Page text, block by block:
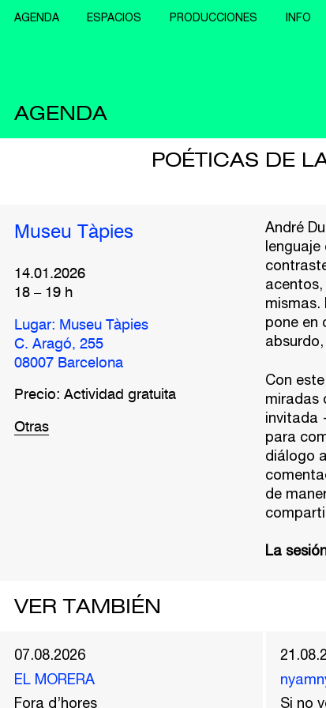
AGENDA ESPACIOS PRODUCCIONES INFO
AGENDA
POÉTICAS DE
Museu Tàpies
14.01.2026
18– 19h
Lugar: Museu Tàpies
C. Aragó, 255
08007 Barcelona
Precio: Actividad gratuita
Otras
André
mismas.
pone en
Con
miradas
invitada
para
diálogo
de
La
VER TAMBIÉN
07.08.2026
EL MORERA
Fora d’hores
Si no